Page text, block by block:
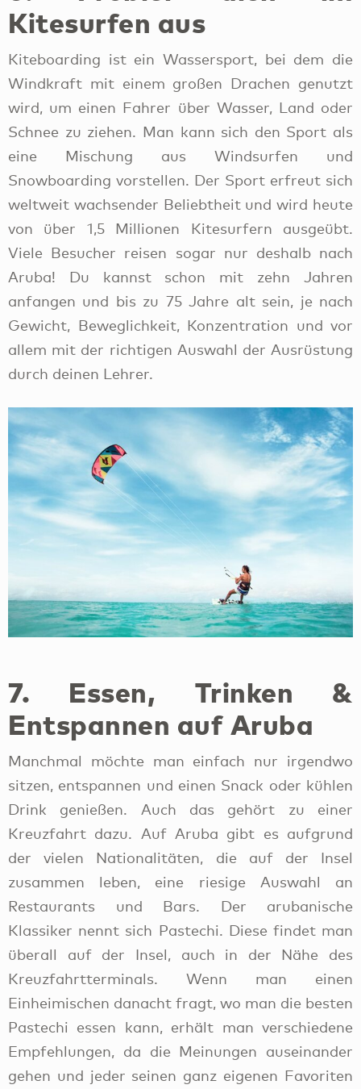
Schnee zu ziehen. Man kann sich den Sport als
Snowboarding vorstellen. Der Sport erfreut sich
weltweit wachsender Beliebtheit und wird heute
von über 1,5 Millionen Kitesurfern ausgeübt.
Viele Besucher reisen sogar nur deshalb nach
Aruba! Du kannst schon mit zehn Jahren
anfangen und bis zu 75 Jahre alt sein, je nach
Gewicht, Beweglichkeit, Konzentration und vor
allem mit der richtigen Auswahl der Ausrüstung
durch deinen Lehrer.
7. Essen, Trinken &
Entspannen auf Aruba
Drink genießen. Auch das gehört zu einer
Kreuzfahrt dazu. Auf Aruba gibt es aufgrund
der vielen Nationalitäten, die auf der Insel
zusammen leben, eine riesige Auswahl an
Restaurants und Bars. Der arubanische
Klassiker nennt sich Pastechi. Diese findet man
überall auf der Insel, auch in der Nähe des
Kreuzfahrtterminals. Wenn man einen
Einheimischen danacht fragt, wo man die besten
Pastechi essen kann, erhält man verschiedene
Empfehlungen, da die Meinungen auseinander
gehen und jeder seinen ganz eigenen Favoriten
hat.
Die nächste Stadtion erreichst du am besten mit
dem Taxi oder einem Mietwagen: das Zeerovers.
ImZeeroversgibt es frischen Fisch,